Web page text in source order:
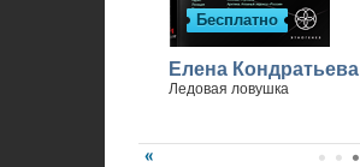
Бесплатно
Елена Кондратьева
Ледовая ловушка